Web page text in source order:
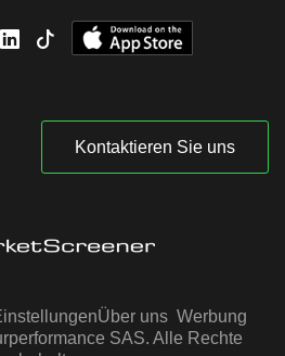
Kontaktieren Sie uns
Über uns Werbung
SAS. Alle Rechte